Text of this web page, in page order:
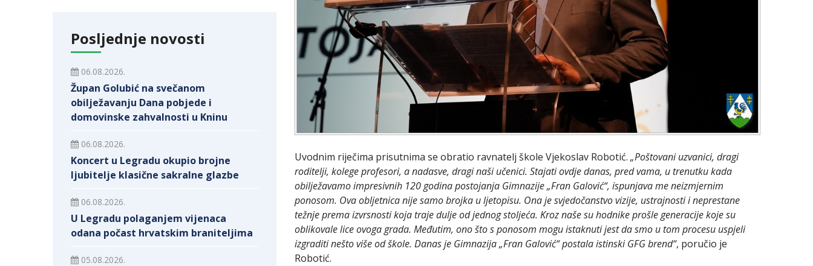
Posljednje novosti
06.08.2026.
Župan Golubić na svečanom
obilježavanju Dana pobjede i
domovinske zahvalnosti u Kninu
06.08.2026.
Koncert u Legradu okupio brojne
ljubitelje klasične sakralne glazbe
06.08.2026.
U Legradu polaganjem vijenaca
odana počast hrvatskim braniteljima
05.08.2026.
Uvodnim riječima prisutnima se obratio ravnatelj škole Vjekoslav Robotić.„Poštovani uzvanici, dragi
roditelji, kolege profesori, a nadasve, dragi naši učenici. Stajati ovdje danas, pred vama, u trenutku kada
obilježavamo impresivnih 120 godina postojanja Gimnazije „Fran Galović“, ispunjava me neizmjernim
ponosom. Ova obljetnica nije samo brojka u ljetopisu. Ona je svjedočanstvo vizije, ustrajnosti i neprestane
težnje prema izvrsnosti koja traje dulje od jednog stoljeća. Kroz naše su hodnike prošle generacije koje su
oblikovale lice ovoga grada. Međutim, ono što s ponosom mogu istaknuti jest da smo u tom procesu uspjeli
izgraditi nešto više od škole. Danas je Gimnazija „Fran Galović“ postala istinski GFG brend“, poručio je
Robotić.